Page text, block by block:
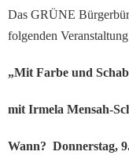
Das GRÜNE
folgenden
„Mit Farbe und
mit Irmela Mensah-
Wann? Donnerstag,